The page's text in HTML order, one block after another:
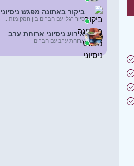
ביקור באתונה מפגש ניסיוני
סיור רגלי עם חברים בין המקומות...
אירוע ניסיוני ארוחת ערב
ארוחת ערב עם חברים